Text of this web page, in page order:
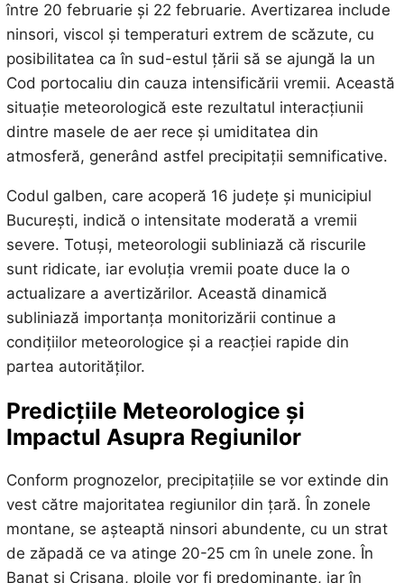
între 20 februarie și 22 februarie. Avertizarea include
ninsori, viscol și temperaturi extrem de scăzute, cu
posibilitatea ca în sud-estul țării să se ajungă la un
Cod portocaliu din cauza intensificării vremii. Această
situație meteorologică este rezultatul interacțiunii
dintre masele de aer rece și umiditatea din
atmosferă, generând astfel precipitații semnificative.
Codul galben, care acoperă 16 județe și municipiul
București, indică o intensitate moderată a vremii
severe. Totuși, meteorologii subliniază că riscurile
sunt ridicate, iar evoluția vremii poate duce la o
actualizare a avertizărilor. Această dinamică
subliniază importanța monitorizării continue a
condițiilor meteorologice și a reacției rapide din
partea autorităților.
Predicțiile Meteorologice și
Impactul Asupra Regiunilor
Conform prognozelor, precipitațiile se vor extinde din
vest către majoritatea regiunilor din țară. În zonele
montane, se așteaptă ninsori abundente, cu un strat
de zăpadă ce va atinge 20-25 cm în unele zone. În
Banat și Crișana, ploile vor fi predominante, iar în